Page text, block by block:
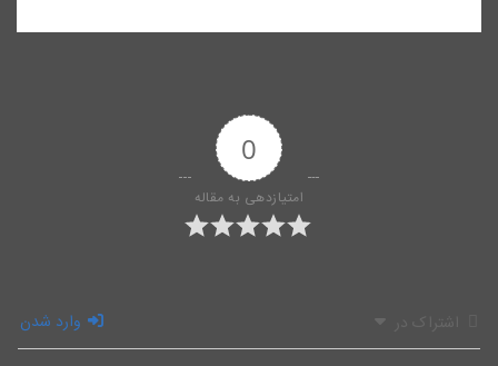
0
امتیازدهی به مقاله
اشتراک در وارد شدن